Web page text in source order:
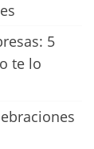
5
te lo